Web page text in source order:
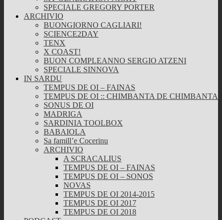
SPECIALE GREGORY PORTER
ARCHIVIO
BUONGIORNO CAGLIARI!
SCIENCE2DAY
TENX
X COAST!
BUON COMPLEANNO SERGIO ATZENI
SPECIALE SINNOVA
IN SARDU
TEMPUS DE OI – FAINAS
TEMPUS DE OI :: CHIMBANTA DE CHIMBANTA
SONUS DE OI
MADRIGA
SARDINIA TOOLBOX
BABAIOLA
Sa famill’e Cocerinu
ARCHIVIO
A SCRACALIUS
TEMPUS DE OI – FAINAS
TEMPUS DE OI – SONOS
NOVAS
TEMPUS DE OI 2014-2015
TEMPUS DE OI 2017
TEMPUS DE OI 2018